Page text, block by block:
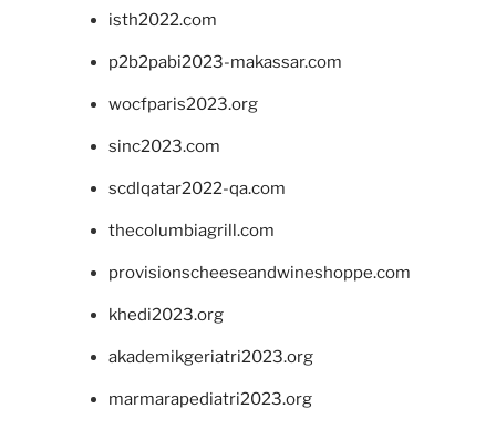
isth2022.com
p2b2pabi2023-makassar.com
wocfparis2023.org
sinc2023.com
scdlqatar2022-qa.com
thecolumbiagrill.com
provisionscheeseandwineshoppe.com
khedi2023.org
akademikgeriatri2023.org
marmarapediatri2023.org